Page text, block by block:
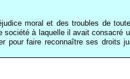
moral et des troubles de
société à laquelle il avait consacré
pour faire reconnaître ses droits